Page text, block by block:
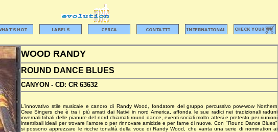
WOOD RANDY
ROUND DANCE BLUES
CANYON - CD: CR 63632
L'innovativo stile musicale e canoro di Randy Wood, fondatore del gruppo percussivo pow-wow Northern
Cree Singers che è tra i più amati dai Nativi in nord America, affonda le sue radici nei tradizionali raduni
invernali tribali delle pianure del nord chiamati round dance, eventi sociali molto attesi e pretesto per riunioni
intertribali ideali per trovare l'amore o per rinnovare amicizie e per farne di nuove. Con "Round Dance Blues"
si possono apprezzare le ricche tonalità della voce di Randy Wood, che vanta una serie di nomination ai